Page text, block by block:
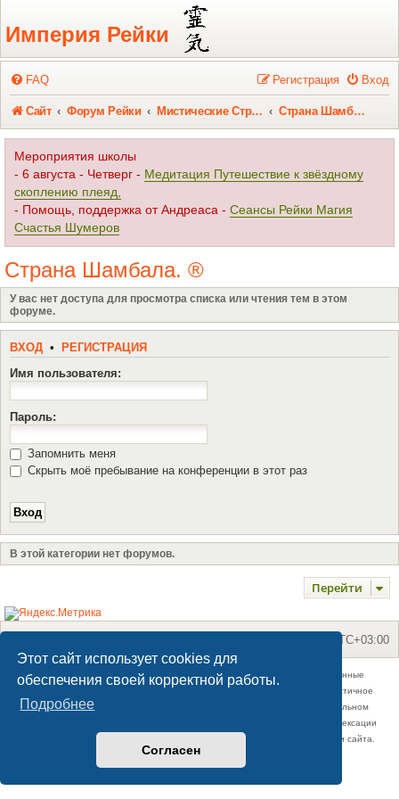
Этот сайт использует cookies для
обеспечения своей корректной работы.
Подробнее
Согласен
Регистрация
Империя Рейки
FAQ Вход
Регистрация
Сайт Форум Рейки Мистические Страны. ® Страна Шамбала. ®
Мероприятия школы
- 6 августа - Четверг - Медитация Путешествие к звёздному
скоплению плеяд,
- Помощь, поддержка от Андреаса - Сеансы Рейки Магия
Счастья Шумеров
Страна Шамбала. ®
У вас нет доступа для просмотра списка или чтения тем в этом
форуме.
ВХОД • РЕГИСТРАЦИЯ
Имя пользователя:
Пароль:
Запомнить меня
Скрыть моё пребывание на конференции в этот раз
В этой категории нет форумов.
Перейти
UTC+03:00
© 2013 - 2026 Школа Империя Рейки. Все материалы на нем размещенные
(контент), авторские и уникальны. Все права защищены. Полное или частичное
копирование материалов нашего сайта разрешено только при обязательном
указании автора и прямой гиперссылки (не редирект и не закрыта от индексации
поисковиками) на наш сайт, и с письменного разрешения администрации сайта.
Моды и расширения phpBB